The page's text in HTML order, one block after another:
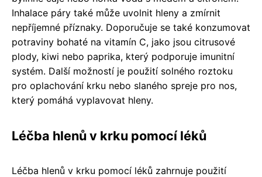
Inhalace páry také může uvolnit hleny a zmírnit
nepříjemné příznaky. Doporučuje se také konzumovat
potraviny bohaté na vitamín C, jako jsou citrusové
plody, kiwi nebo paprika, který podporuje imunitní
systém. Další možností je použití solného roztoku
pro oplachování krku nebo slaného spreje pro nos,
který pomáhá vyplavovat hleny.
Léčba hlenů v krku pomocí léků
Léčba hlenů v krku pomocí léků zahrnuje použití